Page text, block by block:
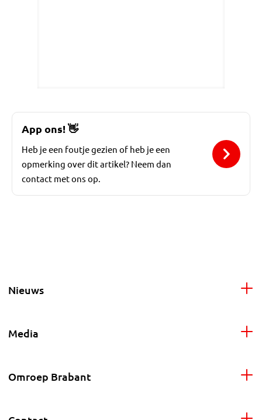
App ons!👋
Heb je een foutje gezien of heb je een
opmerking over dit artikel? Neem dan
contact met ons op.
Nieuws
Media
Omroep Brabant